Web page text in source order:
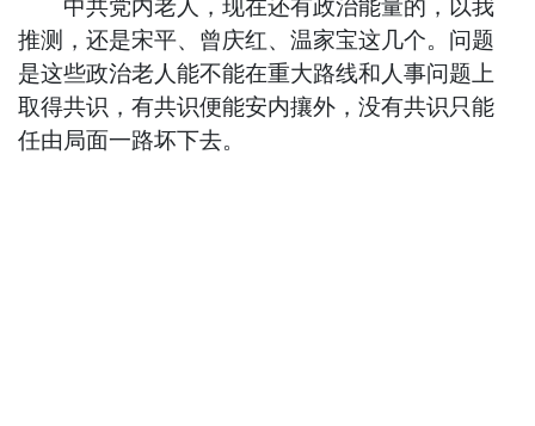
中共党内老人，现在还有政治能量的，以我
推测，还是宋平、曾庆红、温家宝这几个。问题
是这些政治老人能不能在重大路线和人事问题上
取得共识，有共识便能安内攘外，没有共识只能
任由局面一路坏下去。